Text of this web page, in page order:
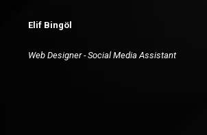
Elif Bingöl
Web Designer - Social Media Assistant